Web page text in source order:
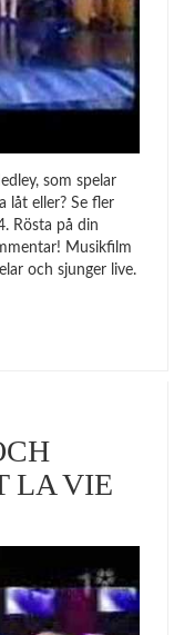
som spelar
låt eller? Se fler
Rösta på din
Musikfilm
och sjunger live.
LA VIE